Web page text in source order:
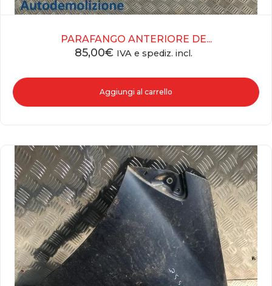
PARAFANGO ANTERIORE DE...
85,00€ IVA e spediz. incl.
Aggiungi al carrello